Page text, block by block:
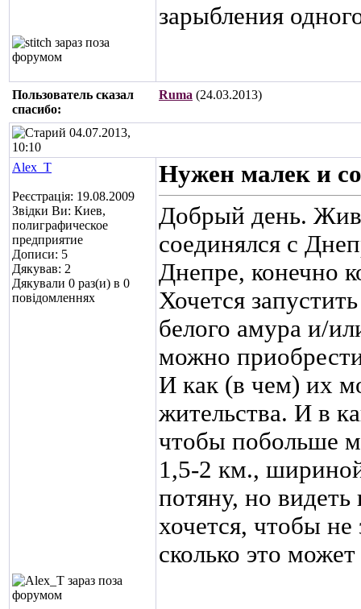
зарыбления
Пользователь сказал
cпасибо:
Ruma (24.03.2013)
04.07.2013,
10:10
Alex_T
Реєстрація: 19.08.2009
Звідки Ви: Киев,
полиграфическое
предприятие
Дописи: 5
Дякував: 2
Дякували 0 раз(и) в 0
повідомленнях
Нужен малек и
Добрый день.
соединялся с
Днепре, конечно
Хочется
белого амура и/
можно
И как (в чем) их
жительства. И в
чтобы побольше
1,5-2 км.,
потяну, но
хочется, чтобы
сколько это